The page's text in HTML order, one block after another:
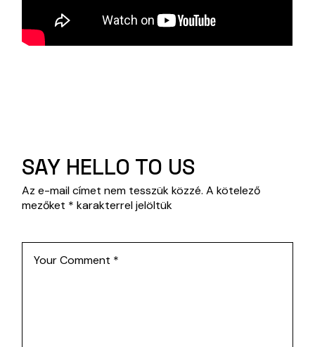
SAY HELLO TO US
Az e-mail címet nem tesszük közzé. A kötelező
mezőket * karakterrel jelöltük